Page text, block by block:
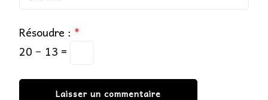
Résoudre : *
20 − 13 =